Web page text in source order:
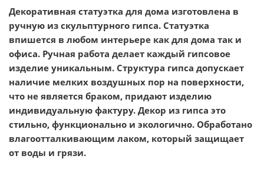
Декоративная статуэтка для дома изготовлена в
ручную из скульптурного гипса. Статуэтка
впишется в любом интерьере как для дома так и
офиса. Ручная работа делает каждый гипсовое
изделие уникальным. Структура гипса допускает
наличие мелких воздушных пор на поверхности,
что не является браком, придают изделию
индивидуальную фактуру. Декор из гипса это
стильно, функционально и экологично. Обработано
влагоотталкивающим лаком, который защищает
от воды и грязи.